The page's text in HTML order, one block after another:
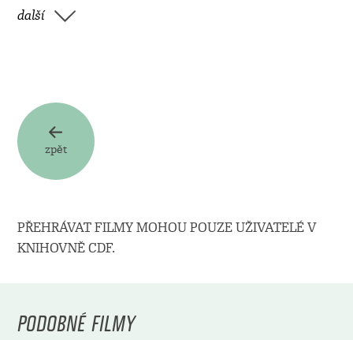
další
zpět
PŘEHRÁVAT FILMY MOHOU POUZE UŽIVATELÉ V
KNIHOVNĚ CDF.
PODOBNÉ FILMY